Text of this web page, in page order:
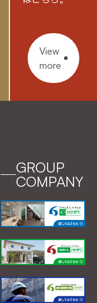
View
more
GROUP
COMPANY